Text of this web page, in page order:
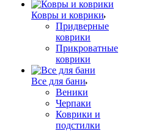
Ковры и коврики
Придверные
коврики
Прикроватные
коврики
Все для бани
Веники
Черпаки
Коврики и
подстилки